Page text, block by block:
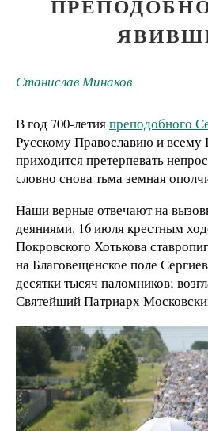
Станислав Минаков
В год 700-летияпреподобного
Русскому Православию и
приходится претерпевать
словно снова тьма земная
Наши верные отвечают на
деяниями. 16 июля крестным
Покровского Хотькова
на Благовещенское поле
десятки тысяч паломников;
Святейший Патриарх